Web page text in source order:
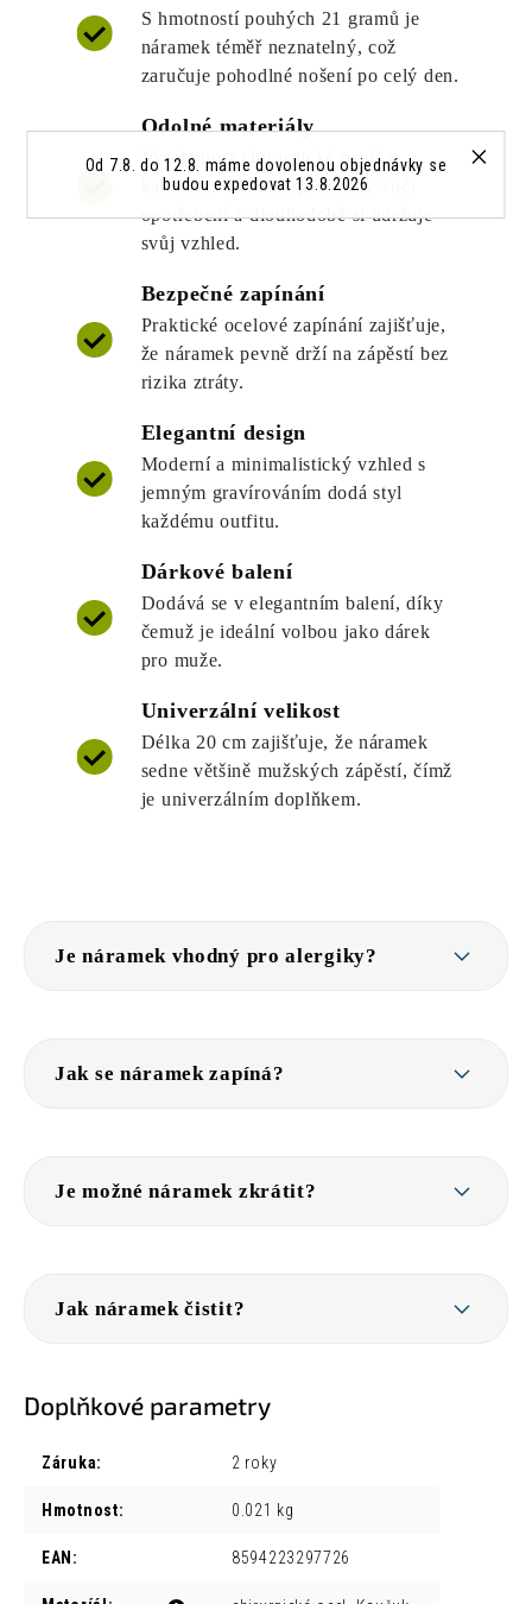
Od 7.8. do 12.8. máme dovolenou objednávky se
budou expedovat 13.8.2026
S hmotností pouhých 21 gramů je
náramek téměř neznatelný, což
zaručuje pohodlné nošení po celý den.
Odolné materiály
Vyrobeno z chirurgické oceli a
kaučuku, náramek je odolný vůči
opotřebení a dlouhodobě si udržuje
svůj vzhled.
Bezpečné zapínání
Praktické ocelové zapínání zajišťuje,
že náramek pevně drží na zápěstí bez
rizika ztráty.
Elegantní design
Moderní a minimalistický vzhled s
jemným gravírováním dodá styl
každému outfitu.
Dárkové balení
Dodává se v elegantním balení, díky
čemuž je ideální volbou jako dárek
pro muže.
Univerzální velikost
Délka 20 cm zajišťuje, že náramek
sedne většině mužských zápěstí, čímž
je univerzálním doplňkem.
Je náramek vhodný pro alergiky?
Jak se náramek zapíná?
Je možné náramek zkrátit?
Jak náramek čistit?
Doplňkové parametry
Záruka: 2 roky
Hmotnost: 0.021 kg
EAN : 8594223297726